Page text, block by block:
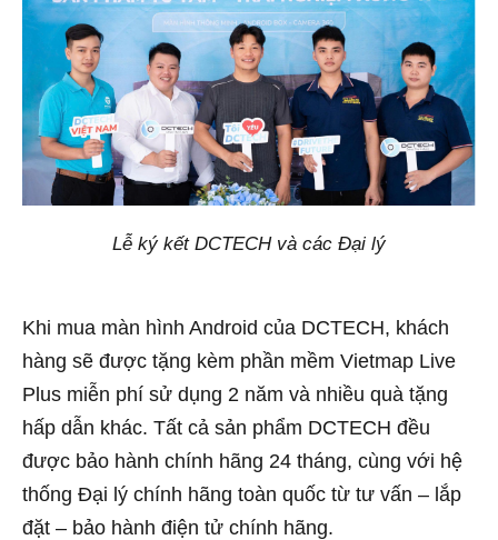
Lễ ký kết DCTECH và các Đại lý
Khi mua màn hình Android của DCTECH, khách
hàng sẽ được tặng kèm phần mềm Vietmap Live
Plus miễn phí sử dụng 2 năm và nhiều quà tặng
hấp dẫn khác. Tất cả sản phẩm DCTECH đều
được bảo hành chính hãng 24 tháng, cùng với hệ
thống Đại lý chính hãng toàn quốc từ tư vấn – lắp
đặt – bảo hành điện tử chính hãng.